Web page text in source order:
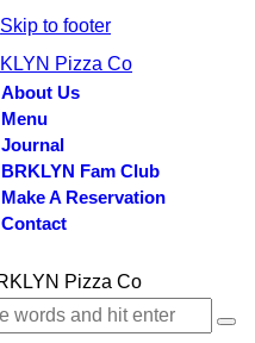
Skip to footer
About Us
Menu
Journal
BRKLYN Fam Club
Make A Reservation
Contact